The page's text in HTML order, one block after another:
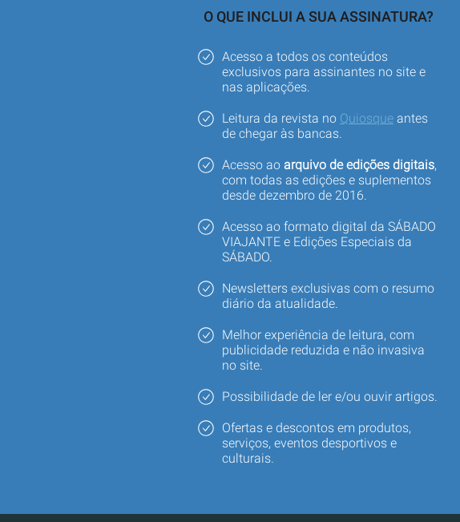
O QUE INCLUI A SUA ASSINATURA?
Acesso a todos os conteúdos
exclusivos para assinantes no site e
nas aplicações.
Leitura da revista no Quiosque antes
de chegar às bancas.
Acesso ao arquivo de edições digitais,
com todas as edições e suplementos
desde dezembro de 2016.
Acesso ao formato digital da SÁBADO
VIAJANTE e Edições Especiais da
SÁBADO.
Newsletters exclusivas com o resumo
diário da atualidade.
Melhor experiência de leitura, com
publicidade reduzida e não invasiva
no site.
Possibilidade de ler e/ou ouvir artigos.
Ofertas e descontos em produtos,
serviços, eventos desportivos e
culturais.